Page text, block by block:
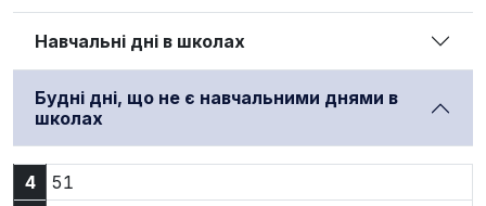
Навчальні дні в школах
Будні дні, що не є навчальними днями в
школах
4 51